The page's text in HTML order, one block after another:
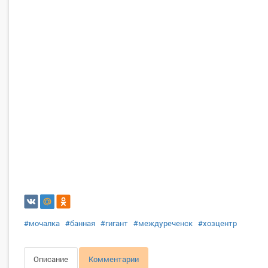
#мочалка #банная #гигант #междуреченск #хозцентр
Описание Комментарии